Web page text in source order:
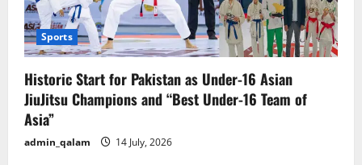
Sports
Historic Start for Pakistan as Under-16 Asian
JiuJitsu Champions and “Best Under-16 Team of
Asia”
admin_qalam 14 July, 2026